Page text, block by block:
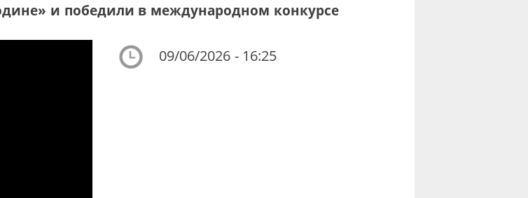
и победили в международном конкурсе
09/06/2026 - 16:25